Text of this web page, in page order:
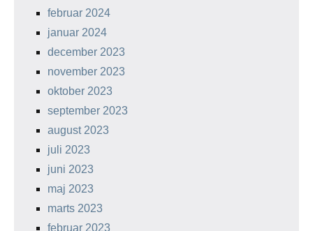
februar 2024
januar 2024
december 2023
november 2023
oktober 2023
september 2023
august 2023
juli 2023
juni 2023
maj 2023
marts 2023
februar 2023